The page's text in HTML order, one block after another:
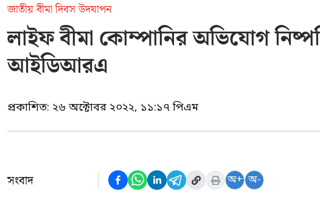
জাতীয় বীমা দিবস উদযাপন
লাইফ বীমা কোম্পানির অভিযোগ
আইডিআরএ
প্রকাশিত: ২৬ অক্টোবর ২০২২, ১১:১৭ পিএম
সংবাদ অ+ অ-